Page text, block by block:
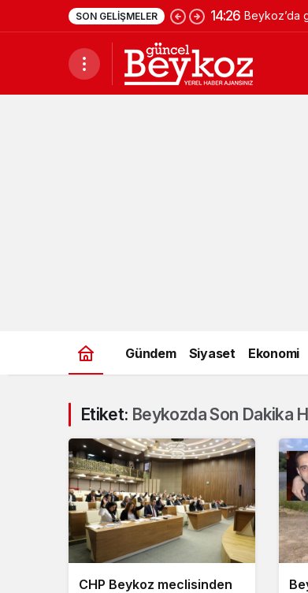
SON GELIŞMELER 14:26 Beykoz’da
Gündem Siyaset Ekonomi
Etiket: Beykozda Son Dakika
CHP Beykoz meclisinden